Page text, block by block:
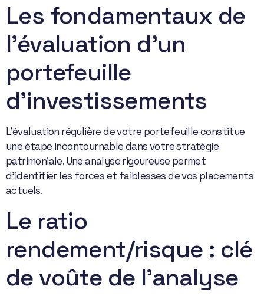
Les fondamentaux de
l’évaluation d’un
portefeuille
d’investissements
L’évaluation régulière de votre portefeuille constitue
une étape incontournable dans votre stratégie
patrimoniale. Une analyse rigoureuse permet
d’identifier les forces et faiblesses de vos placements
actuels.
Le ratio
rendement/risque : clé
de voûte de l’analyse